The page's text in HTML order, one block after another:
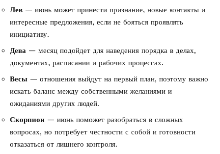
Лев — июнь может принести признание, новые контакты и
интересные предложения, если не бояться проявлять
инициативу.
Дева — месяц подойдет для наведения порядка в делах,
документах, расписании и рабочих процессах.
Весы — отношения выйдут на первый план, поэтому важно
искать баланс между собственными желаниями и
ожиданиями других людей.
Скорпион — июнь поможет разобраться в сложных
вопросах, но потребует честности с собой и готовности
отказаться от лишнего контроля.